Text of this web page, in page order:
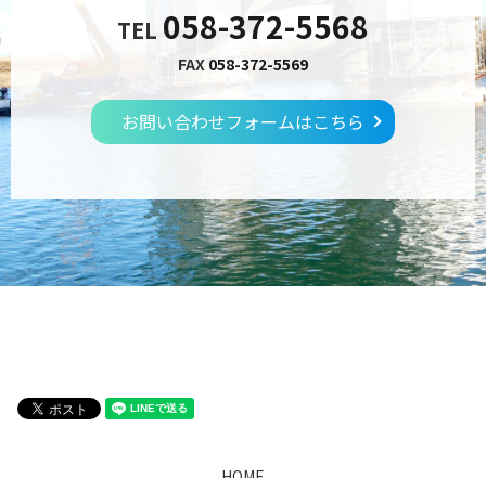
TEL 058-372-5568
FAX 058-372-5569
お問い合わせフォームはこちら